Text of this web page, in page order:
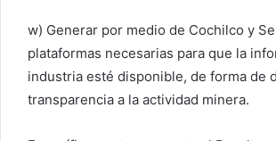
w) Generar por medio de Cochilco y
plataformas necesarias para que la
industria esté disponible, de forma de
transparencia a la actividad minera.